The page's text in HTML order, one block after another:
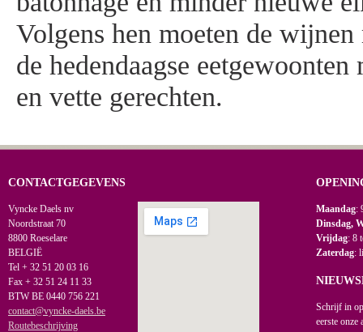
Volgens hen moeten de wijnen
de hedendaagse
en vette gerechten.
CONTACTGEGEVENS
Vyncke Daels nv
Noordstraat 70
8800 Roeselare
BELGIË
Tel + 32 51 20 03 16
Fax + 32 51 24 11 33
BTW BE 0440 756 221
contact@vyncke-daels.be
Routebeschrijving
Maandag:
Dinsdag,
Vrijdag: 8
Zaterdag:
Schrijf in
eerste onze